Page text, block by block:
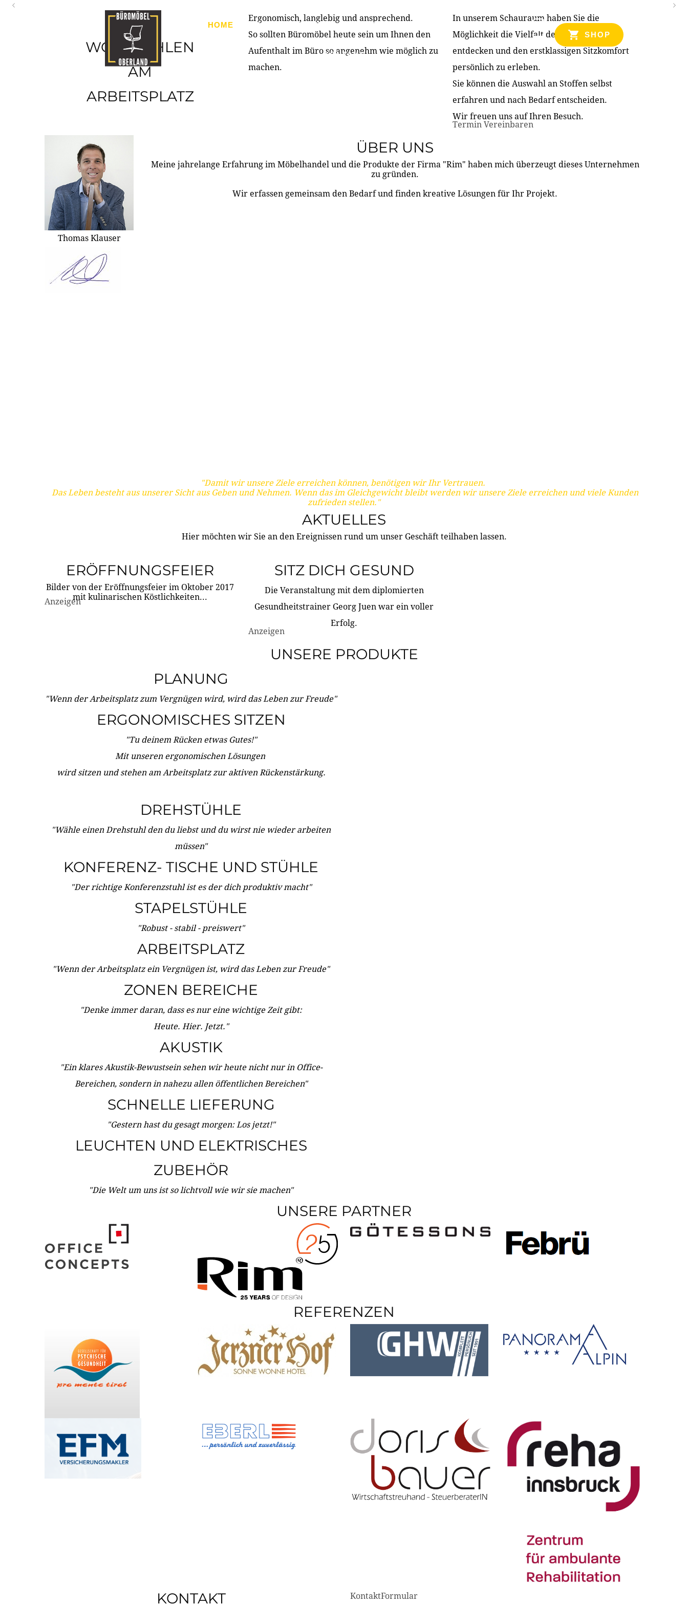
HOME PRODUKTE ÜBER UNS PARTNER & REFERENZEN
KONTAKT
SHOP
WOHLFÜHLEN
AM
ARBEITSPLATZ
Ergonomisch, langlebig und ansprechend.
So sollten Büromöbel heute sein um Ihnen den
Aufenthalt im Büro so angenehm wie möglich zu
machen.
In unserem Schauraum haben Sie die
Möglichkeit die Vielfalt der Produkte zu
entdecken und den erstklassigen Sitzkomfort
persönlich zu erleben.
Sie können die Auswahl an Stoffen selbst
erfahren und nach Bedarf entscheiden.
Wir freuen uns auf Ihren Besuch.
Termin Vereinbaren
Thomas Klauser
ÜBER UNS
Meine jahrelange Erfahrung im Möbelhandel und die Produkte der Firma "Rim" haben mich überzeugt dieses Unternehmen
zu gründen.
Wir erfassen gemeinsam den Bedarf und finden kreative Lösungen für Ihr Projekt.
"Damit wir unsere Ziele erreichen können, benötigen wir Ihr Vertrauen.
Das Leben besteht aus unserer Sicht aus Geben und Nehmen. Wenn das im Gleichgewicht bleibt werden wir unsere Ziele erreichen und viele Kunden
zufrieden stellen."
AKTUELLES
Hier möchten wir Sie an den Ereignissen rund um unser Geschäft teilhaben lassen.
ERÖFFNUNGSFEIER
Bilder von der Eröffnungsfeier im Oktober 2017
mit kulinarischen Köstlichkeiten...
Anzeigen
SITZ DICH GESUND
Die Veranstaltung mit dem diplomierten
Gesundheitstrainer Georg Juen war ein voller
Erfolg.
Anzeigen
UNSERE PRODUKTE
PLANUNG
"Wenn der Arbeitsplatz zum Vergnügen wird, wird das Leben zur Freude"
ERGONOMISCHES SITZEN
"Tu deinem Rücken etwas Gutes!"
Mit unseren ergonomischen Lösungen
wird sitzen und stehen am Arbeitsplatz zur aktiven Rückenstärkung.
DREHSTÜHLE
"Wähle einen Drehstuhl den du liebst und du wirst nie wieder arbeiten
müssen"
KONFERENZ- TISCHE UND STÜHLE
"Der richtige Konferenzstuhl ist es der dich produktiv macht"
STAPELSTÜHLE
"Robust - stabil - preiswert"
ARBEITSPLATZ
"Wenn der Arbeitsplatz ein Vergnügen ist, wird das Leben zur Freude"
ZONEN BEREICHE
"Denke immer daran, dass es nur eine wichtige Zeit gibt:
Heute. Hier. Jetzt."
AKUSTIK
"Ein klares Akustik-Bewustsein sehen wir heute nicht nur in Office-
Bereichen, sondern in nahezu allen öffentlichen Bereichen"
SCHNELLE LIEFERUNG
"Gestern hast du gesagt morgen: Los jetzt!"
LEUCHTEN UND ELEKTRISCHES
ZUBEHÖR
"Die Welt um uns ist so lichtvoll wie wir sie machen"
UNSERE PARTNER
REFERENZEN
KONTAKT KontaktFormular